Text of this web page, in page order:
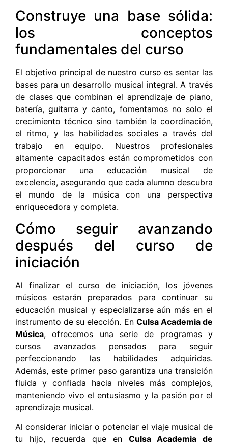
Construye una base sólida:
los conceptos
fundamentales del curso
El objetivo principal de nuestro curso es sentar las
bases para un desarrollo musical integral. A través
de clases que combinan el aprendizaje de piano,
batería, guitarra y canto, fomentamos no solo el
crecimiento técnico sino también la coordinación,
el ritmo, y las habilidades sociales a través del
trabajo en equipo. Nuestros profesionales
altamente capacitados están comprometidos con
proporcionar una educación musical de
excelencia, asegurando que cada alumno descubra
el mundo de la música con una perspectiva
enriquecedora y completa.
Cómo seguir avanzando
después del curso de
iniciación
Al finalizar el curso de iniciación, los jóvenes
músicos estarán preparados para continuar su
educación musical y especializarse aún más en el
instrumento de su elección. En Culsa Academia de
Música, ofrecemos una serie de programas y
cursos avanzados pensados para seguir
perfeccionando las habilidades adquiridas.
Además, este primer paso garantiza una transición
fluida y confiada hacia niveles más complejos,
manteniendo vivo el entusiasmo y la pasión por el
aprendizaje musical.
Al considerar iniciar o potenciar el viaje musical de
tu hijo, recuerda que en Culsa Academia de